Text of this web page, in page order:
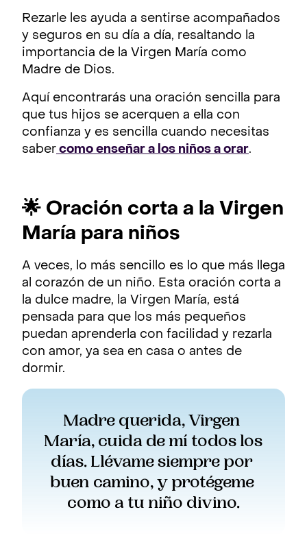
Rezarle les ayuda a sentirse acompañados
y seguros en su día a día, resaltando la
importancia de la Virgen María como
Madre de Dios.
Aquí encontrarás una oración sencilla para
que tus hijos se acerquen a ella con
confianza y es sencilla cuando necesitas
saber como enseñar a los niños a orar.
🌟 Oración corta a la Virgen
María para niños
A veces, lo más sencillo es lo que más llega
al corazón de un niño. Esta oración corta a
la dulce madre, la Virgen María, está
pensada para que los más pequeños
puedan aprenderla con facilidad y rezarla
con amor, ya sea en casa o antes de
dormir.
Madre querida, Virgen
María, cuida de mí todos los
días. Llévame siempre por
buen camino, y protégeme
como a tu niño divino.